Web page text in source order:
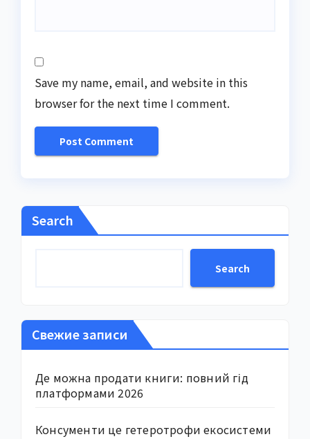
Save my name, email, and website in this
browser for the next time I comment.
Search
Search
Свежие записи
Де можна продати книги: повний гід
платформами 2026
Консументи це гетеротрофи екосистеми